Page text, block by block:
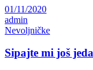
01/11/2020
admin
Nevoljničke
Sipajte mi još